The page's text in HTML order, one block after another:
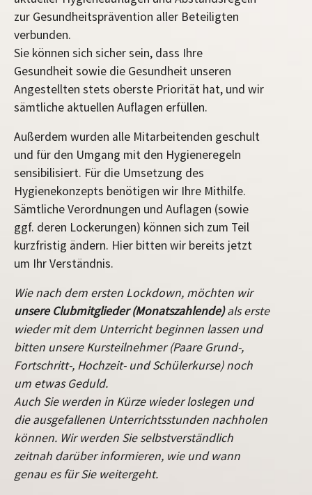
zur Gesundheitsprävention aller Beteiligten
verbunden.
Sie können sich sicher sein, dass Ihre
Gesundheit sowie die Gesundheit unseren
Angestellten stets oberste Priorität hat, und wir
sämtliche aktuellen Auflagen erfüllen.
Außerdem wurden alle Mitarbeitenden geschult
und für den Umgang mit den Hygieneregeln
sensibilisiert. Für die Umsetzung des
Hygienekonzepts benötigen wir Ihre Mithilfe.
Sämtliche Verordnungen und Auflagen (sowie
ggf. deren Lockerungen) können sich zum Teil
kurzfristig ändern. Hier bitten wir bereits jetzt
um Ihr Verständnis.
Wie nach dem ersten Lockdown, möchten wir
unsere Clubmitglieder (Monatszahlende)als erste
wieder mit dem Unterricht beginnen lassen und
bitten unsere Kursteilnehmer (Paare Grund-,
Fortschritt-, Hochzeit- und Schülerkurse) noch
um etwas Geduld.
Auch Sie werden in Kürze wieder loslegen und
die ausgefallenen Unterrichtsstunden nachholen
können. Wir werden Sie selbstverständlich
zeitnah darüber informieren, wie und wann
genau es für Sie weitergeht.